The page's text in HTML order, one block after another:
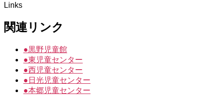
Links
関連リンク
●黒野児童館
●東児童センター
●西児童センター
● 日光児童センター
●本郷児童センター